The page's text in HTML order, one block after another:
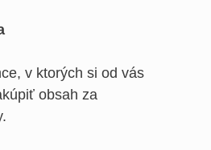
v ktorých si od vás
obsah za